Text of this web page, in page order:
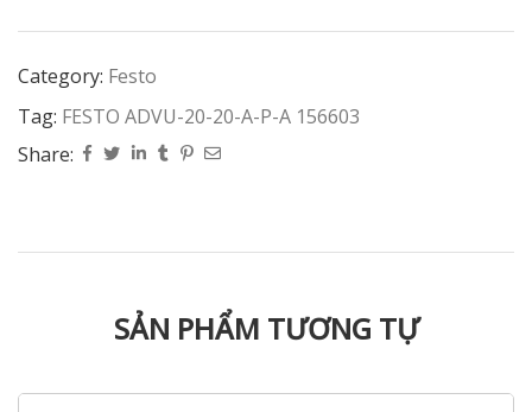
Category: Festo
Tag: FESTO ADVU-20-20-A-P-A 156603
Share:
SẢN PHẨM TƯƠNG TỰ